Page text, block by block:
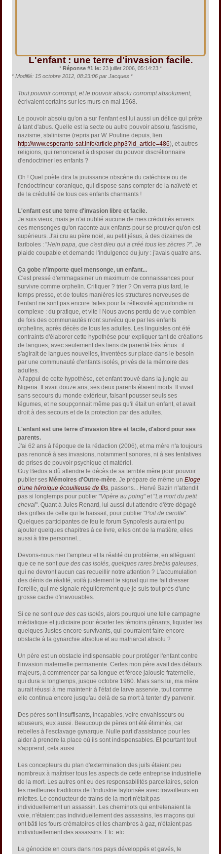
L'enfant : une terre d'invasion facile.
* Réponse #1 le: 23 juillet 2006, 05:14:23 *
* Modifié: 15 octobre 2012, 08:23:06 par Jacques *
Tout pouvoir corrompt, et le pouvoir absolu corrompt absolument,
écrivaient certains sur les murs en mai 1968.
Le pouvoir absolu qu'on a sur l'enfant est lui aussi un délice qui prête
à tant d'abus. Quelle est la secte ou autre pouvoir absolu, fascisme,
nazisme, stalinisme (repris par W. Poutine depuis, lien
http://www.esperanto-sat.info/article.php3?id_article=486), et autres
religions, qui renoncerait à disposer du pouvoir discrétionnaire
d'endoctriner les enfants ?
Oh ! Quel poète dira la jouissance obscène du catéchiste ou de
l'endoctrineur coranique, qui dispose sans compter de la naïveté et
de la crédulité de tous ces enfants charmants !
L'enfant est une terre d'invasion libre et facile.
Je suis vieux, mais je n'ai oublié aucune de mes crédulités envers
ces mensonges qu'on raconte aux enfants pour se prouver qu'on est
supérieurs. J'ai cru au père noël, au petit jésus, à des dizaines de
fariboles : "Hein papa, que c'est dieu qui a créé tous les zècres ?". Je
plaide coupable et demande l'indulgence du jury : j'avais quatre ans.
Ça gobe n'importe quel mensonge, un enfant...
C'est pressé d'emmagasiner un maximum de connaissances pour
survivre comme orphelin. Critiquer ? trier ? On verra plus tard, le
temps presse, et de toutes manières les structures nerveuses de
l'enfant ne sont pas encore faites pour la réflexivité approfondie ni
complexe : du pratique, et vite ! Nous avons perdu de vue combien
de fois des communautés n'ont survécu que par les enfants
orphelins, après décès de tous les adultes. Les linguistes ont été
contraints d'élaborer cette hypothèse pour expliquer tant de créations
de langues, avec seulement des liens de parenté très ténus : il
s'agirait de langues nouvelles, inventées sur place dans le besoin
par une communauté d'enfants isolés, privés de la mémoire des
adultes.
A l'appui de cette hypothèse, cet enfant trouvé dans la jungle au
Nigeria. Il avait douze ans, ses deux parents étaient morts. Il vivait
sans secours du monde extérieur, faisant pousser seuls ses
légumes, et ne soupçonnait même pas qu'il était un enfant, et avait
droit à des secours et de la protection par des adultes.
L'enfant est une terre d'invasion libre et facile, d'abord pour ses
parents.
J'ai 62 ans à l'époque de la rédaction (2006), et ma mère n'a toujours
pas renoncé à ses invasions, notamment sonores, ni à ses tentatives
de prises de pouvoir psychique et matériel.
Guy Bedos a dû attendre le décès de sa terrible mère pour pouvoir
publier ses Mémoires d'Outre-mère. Je prépare de même unEloge
d'une héroïque écouilleuse de fils, passons... Hervé Bazin n'attendit
pas si longtemps pour publier "Vipère au poing" et "La mort du petit
cheval". Quant à Jules Renard, lui aussi dut attendre d'être dégagé
des griffes de celle qui le haïssait, pour publier "Poil de carotte".
Quelques participantes de feu le forum Synpoïesis auraient pu
ajouter quelques chapitres à ce livre, elles ont de la matière, elles
aussi à titre personnel...
Devons-nous nier l'ampleur et la réalité du problème, en alléguant
que ce ne sontque des cas isolés, quelques rares brebis galeuses,
qui ne devront aucun cas recueillir notre attention ? L'accumulation
des dénis de réalité, voilà justement le signal qui me fait dresser
l'oreille, qui me signale régulièrement que je suis tout près d'une
grosse cache d'inavouables.
Si ce ne sontque des cas isolés, alors pourquoi une telle campagne
médiatique et judiciaire pour écarter les témoins gênants, liquider les
quelques Justes encore survivants, qui pourraient faire encore
obstacle à la gynarchie absolue et au matriarcat absolu ?
Un père est un obstacle indispensable pour protéger l'enfant contre
l'invasion maternelle permanente. Certes mon père avait des défauts
majeurs, à commencer par sa longue et féroce jalousie fraternelle,
qui dura si longtemps, jusque octobre 1960. Mais sans lui, ma mère
aurait réussi à me maintenir à l'état de larve asservie, tout comme
elle continua encore jusqu'au delà de sa mort à tenter d'y parvenir.
Des pères sont insuffisants, incapables, voire envahisseurs ou
abuseurs, eux aussi. Beaucoup de pères ont été éliminés, car
rebelles à l'esclavage gynarque. Nulle part d'assistance pour les
aider à prendre la place où ils sont indispensables. Et pourtant tout
s'apprend, cela aussi.
Les concepteurs du plan d'extermination des juifs étaient peu
nombreux à maîtriser tous les aspects de cette entreprise industrielle
de la mort. Les autres ont eu des responsabilités parcellaires, selon
les meilleures traditions de l'industrie taylorisée avec travailleurs en
miettes. Le conducteur de trains de la mort n'était pas
individuellement un assassin. Les cheminots qui entretenaient la
voie, n'étaient pas individuellement des assassins, les maçons qui
ont bâti les fours crématoires et les chambres à gaz, n'étaient pas
individuellement des assassins. Etc. etc.
Le génocide en cours dans nos pays développés et gavés, le